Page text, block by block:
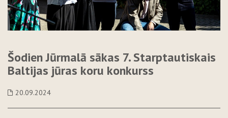
Šodien Jūrmalā sākas 7. Starptautiskais
Baltijas jūras koru konkurss
20.09.2024